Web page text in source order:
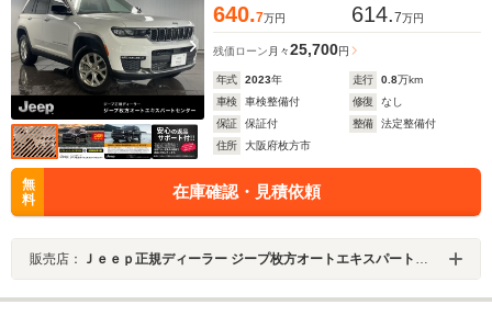
640.7万円 614.7万円
残価ローン 月々25,700円
年式 2023年 走行 0.8万km
車検
車検整備付 修復
なし
保証
保証付 整備
法定整備付
住所
大阪府枚方市
無
料
在庫確認・見積依頼
販売店： Ｊｅｅｐ正規ディーラー ジープ枚方オートエキスパートセンター